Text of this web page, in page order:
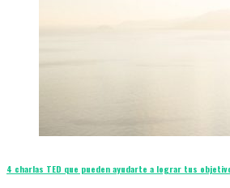
4 charlas TED que pueden ayudarte a lograr tus